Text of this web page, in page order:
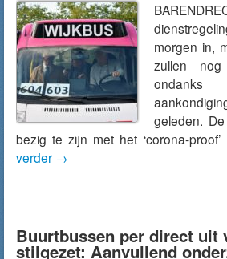
morgen in,
zullen
geleden.
bezig te zijn met het ‘corona-
verder →
Buurtbussen per direct uit
stilgezet: Aanvullend